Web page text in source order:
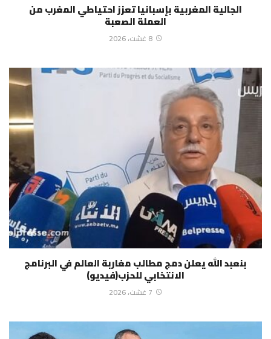
الجالية المغربية بإسبانيا تعزز احتياطي المغرب من
العملة الصعبة
8 غشت، 2026
بنعبد الله يعلن دمج مطالب مغاربة العالم في البرنامج
الانتخابي للحزب(فيديو)
7 غشت، 2026